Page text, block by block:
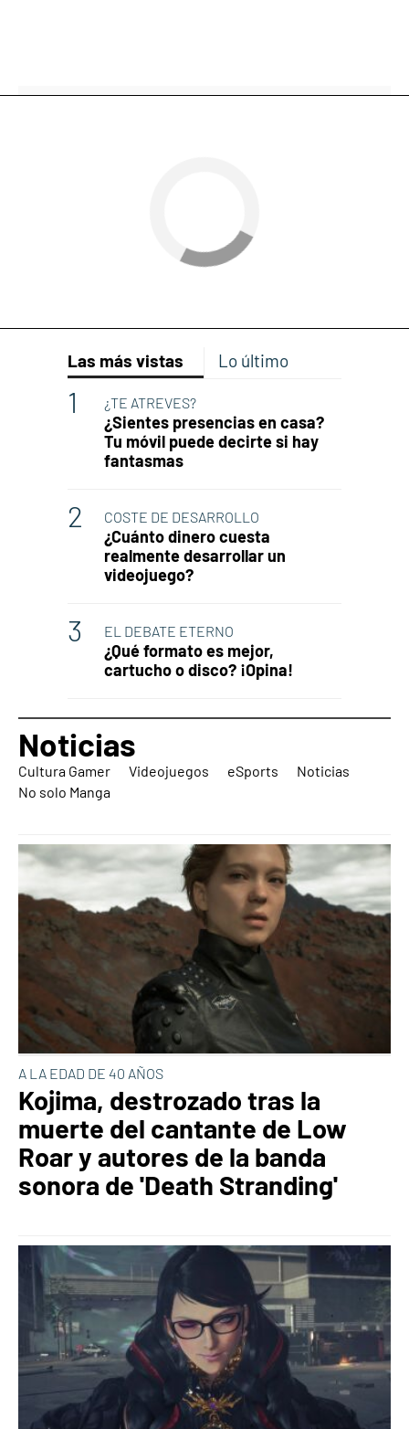
Las más vistas Lo último
¿TE ATREVES?
¿Sientes presencias en casa?
Tu móvil puede decirte si hay
fantasmas
COSTE DE DESARROLLO
¿Cuánto dinero cuesta
realmente desarrollar un
videojuego?
EL DEBATE ETERNO
¿Qué formato es mejor,
cartucho o disco? ¡Opina!
Noticias
Cultura Gamer Videojuegos eSports
Noticias
No solo Manga
A LA EDAD DE 40 AÑOS
Kojima, destrozado tras la
muerte del cantante de Low
Roar y autores de la banda
sonora de 'Death Stranding'